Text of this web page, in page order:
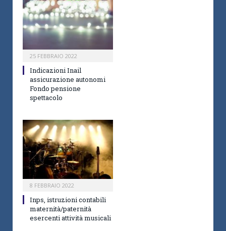
25 FEBBRAIO 2022
Indicazioni Inail
assicurazione autonomi
Fondo pensione
spettacolo
8 FEBBRAIO 2022
Inps, istruzioni contabili
maternità/paternità
esercenti attività musicali